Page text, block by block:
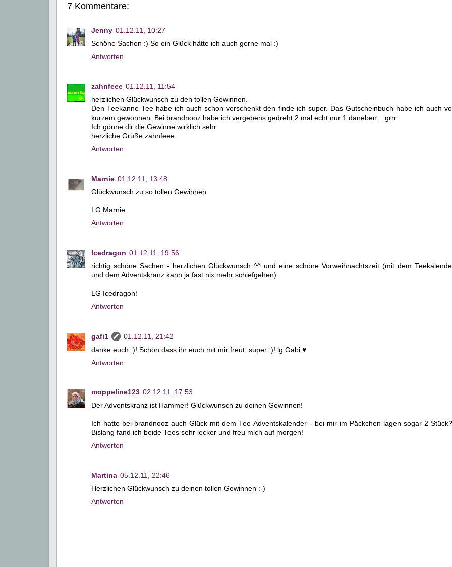
7 Kommentare:
Jenny 01.12.11, 10:27
Schöne Sachen :) So ein Glück hätte ich auch gerne mal :)
Antworten
zahnfeee 01.12.11, 11:54
herzlichen Glückwunsch zu den tollen Gewinnen.
Den Teekanne Tee habe ich auch schon verschenkt den finde ich super. Das Gutscheinbuch habe ich auch
kurzem gewonnen. Bei brandnooz habe ich vergebens gedreht,2 mal echt nur 1 daneben ...grrr
Ich gönne dir die Gewinne wirklich sehr.
herzliche Grüße zahnfeee
Antworten
Marnie 01.12.11, 13:48
Glückwunsch zu so tollen Gewinnen
LG Marnie
Antworten
Icedragon 01.12.11, 19:56
richtig schöne Sachen - herzlichen Glückwunsch ^^ und eine schöne Vorweihnachtszeit (mit dem
und dem Adventskranz kann ja fast nix mehr schiefgehen)
LG Icedragon!
Antworten
gafi1
01.12.11, 21:42
danke euch ;)! Schön dass ihr euch mit mir freut, super :)! lg Gabi ♥
Antworten
moppeline123 02.12.11, 17:53
Der Adventskranz ist Hammer! Glückwunsch zu deinen Gewinnen!
Ich hatte bei brandnooz auch Glück mit dem Tee-Adventskalender - bei mir im Päckchen lagen sogar 2
Bislang fand ich beide Tees sehr lecker und freu mich auf morgen!
Antworten
Martina 05.12.11, 22:46
Herzlichen Glückwunsch zu deinen tollen Gewinnen :-)
Antworten